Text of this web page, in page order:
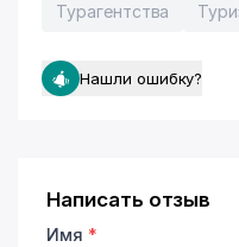
Турагентства
Нашли ошибку?
Написать отзыв
Имя *